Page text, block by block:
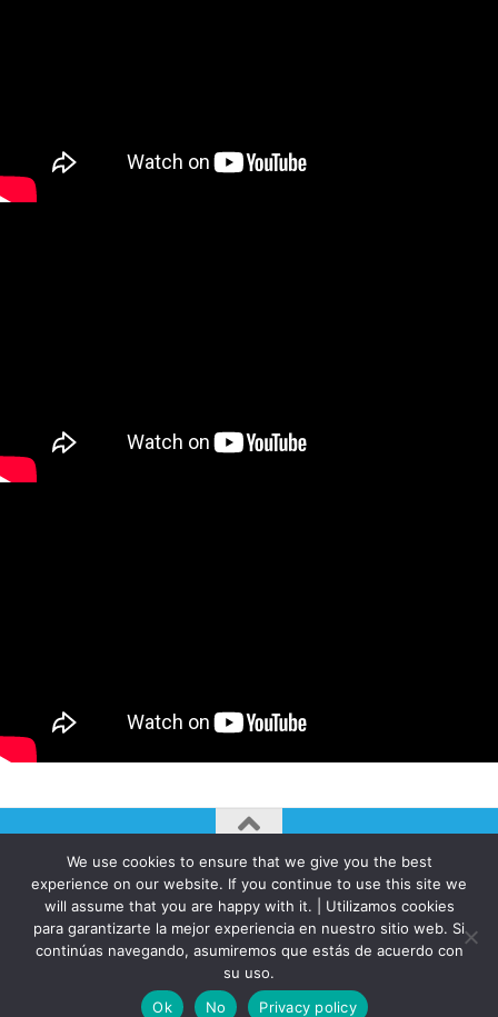
AUTOGIRO/el giro del arte actual © JAVIER MARTINEZ 2026. All
Rights Reserved.
Funciona con - Diseñado con elTema Hueman
We use cookies to ensure that we give you the best
experience on our website. If you continue to use this site we
will assume that you are happy with it. | Utilizamos cookies
para garantizarte la mejor experiencia en nuestro sitio web. Si
continúas navegando, asumiremos que estás de acuerdo con
su uso.
Ok
No Privacy policy